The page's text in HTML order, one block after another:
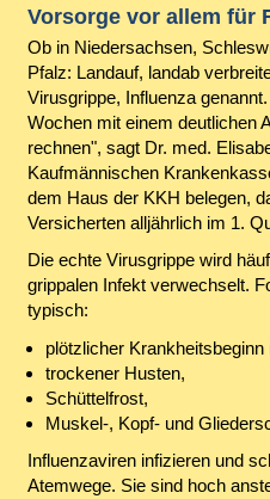
Vorsorge vor allem für
Ob in Niedersachsen,
Pfalz: Landauf, landab
Virusgrippe, Influenza
Wochen mit einem deutlichen
rechnen", sagt Dr. med.
Kaufmännischen
dem Haus der KKH belegen,
Versicherten alljährlich im 1.
Die echte Virusgrippe wird
grippalen Infekt verwechselt.
typisch:
plötzlicher Krankheitsbeginn
trockener Husten,
Schüttelfrost,
Muskel-, Kopf- und
Influenzaviren infizieren und
Atemwege. Sie sind hoch